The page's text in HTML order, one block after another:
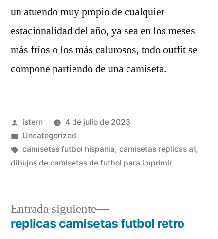
un atuendo muy propio de cualquier
estacionalidad del año, ya sea en los meses
más fríos o los más calurosos, todo outfit se
compone partiendo de una camiseta.
Publicado
por
istern
4 de julio de 2023
Publicado
en
Uncategorized
Etiquetas:
camisetas futbol hispania, camisetas replicas a1,
dibujos de camisetas de futbol para imprimir
Navegación
Entrada siguiente
Entrada
siguiente:
replicas camisetas futbol retro